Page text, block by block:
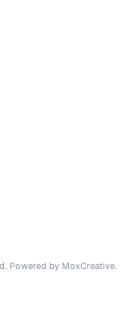
Powered by MoxCreative.